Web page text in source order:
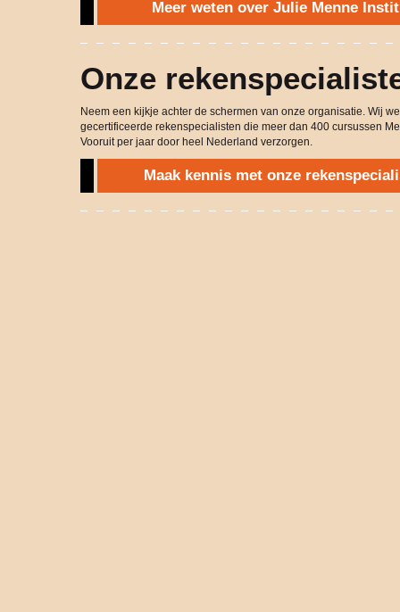
Meer weten over Julie Menne
Onze
Neem een kijkje achter de schermen van onze organisatie. Wij
gecertificeerde rekenspecialisten die meer dan 400 cursussen
Vooruit per jaar door heel Nederland verzorgen.
Maak kennis met onze